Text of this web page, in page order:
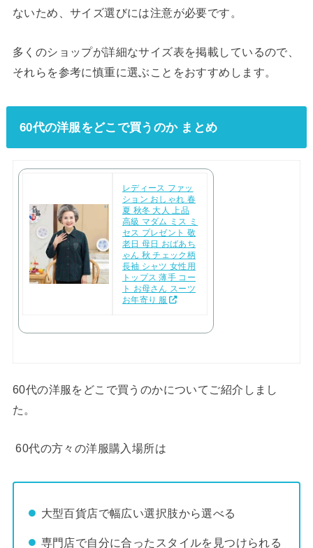
ないため、サイズ選びには注意が必要です。
多くのショップが詳細なサイズ表を掲載しているので、
それらを参考に慎重に選ぶことをおすすめします。
60代の洋服をどこで買うのか まとめ
レディース ファッ
ション おしゃれ 春
夏 秋冬 大人 上品
高級 マダム ミス ミ
セス プレゼント 敬
老日 母日 おばあち
ゃん 秋 チェック柄
長袖 シャツ 女性用
トップス 薄手 コー
ト お母さん スーツ
お年寄り 服
60代の洋服をどこで買うのかについてご紹介しまし
た。
60代の方々の洋服購入場所は
大型百貨店で幅広い選択肢から選べる
専門店で自分に合ったスタイルを見つけられる